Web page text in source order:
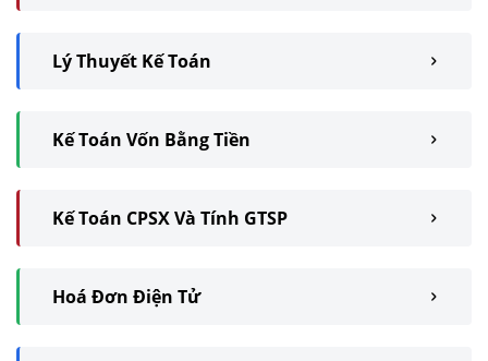
Lý Thuyết Kế Toán
Kế Toán Vốn Bằng Tiền
Kế Toán CPSX Và Tính GTSP
Hoá Đơn Điện Tử